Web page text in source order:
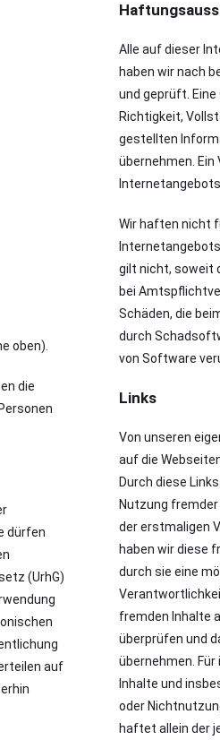
oben).
die
dürfen
(UrhG)
auf
Alle auf dieser
haben wir nach
und geprüft.
Richtigkeit,
gestellten
übernehmen.
Wir haften nicht
gilt nicht, soweit
bei
Schäden, die
durch
von Software
Links
Von unseren
auf die
Durch diese
Nutzung
der erstmaligen
haben wir diese
durch sie eine
fremden Inhalte
überprüfen und
übernehmen.
Inhalte und
oder
haftet allein der